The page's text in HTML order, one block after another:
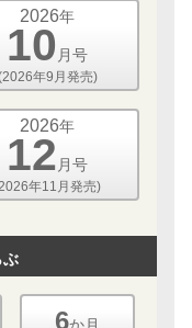
2026年
10 月号
年9月発売)
2026年
12月号
年11月発売)
ぶ
6